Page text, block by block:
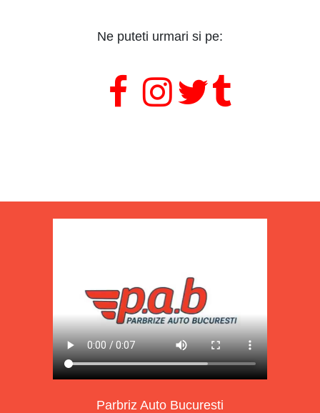
Ne puteti urmari si pe:

Parbriz Auto Bucuresti